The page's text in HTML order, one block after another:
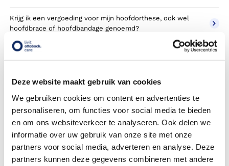
Deze website maakt gebruik van cookies
We gebruiken cookies om content en advertenties te
personaliseren, om functies voor social media te bieden
en om ons websiteverkeer te analyseren. Ook delen we
informatie over uw gebruik van onze site met onze
partners voor social media, adverteren en analyse. Deze
partners kunnen deze gegevens combineren met andere
Krijg ik een vergoeding voor mijn hoofdorthese, ook wel
hoofdbrace of hoofdbandage genoemd?
Wanneer komt mijn hoofdorthese NIET in aanmerking voor
vergoeding via mijn zorgverzekeraar?
Wordt mijn hoofdorthese vergoed uit de basisverzekering?
Wordt mijn hoofdorthese vergoed vanuit een aanvullende
verzekering?
Is de hoofdorthese individueel vervaardigd of verkrijgbaar
in confectie standaard uitvoeringen?